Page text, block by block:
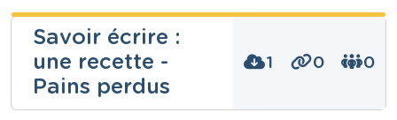
Savoir écrire :
une recette -
Pains perdus
1 0 0